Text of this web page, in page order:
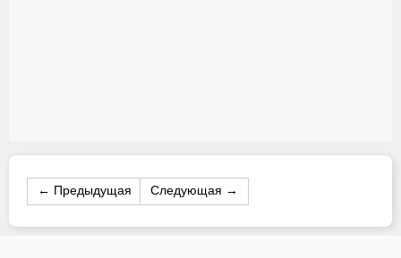
← Предыдущая Следующая →